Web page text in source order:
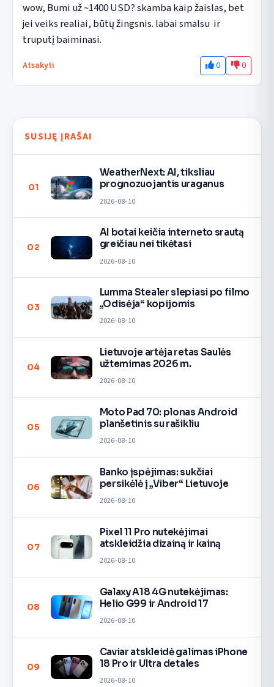
wow, Bumi už ~1400 USD? skamba kaip žaislas, bet
jei veiks realiai, būtų žingsnis. labai smalsu  ir
truputį baiminasi.
Atsakyti 0 0
SUSIJĘ ĮRAŠAI
01
WeatherNext: AI, tiksliau
prognozuojantis uraganus
2026-08-10
02
AI botai keičia interneto srautą
greičiau nei tikėtasi
2026-08-10
03
Lumma Stealer slepiasi po filmo
„Odisėja“ kopijomis
2026-08-10
04
Lietuvoje artėja retas Saulės
užtemimas 2026 m.
2026-08-10
05
Moto Pad 70: plonas Android
planšetinis su rašikliu
2026-08-10
06
Banko įspėjimas: sukčiai
persikėlė į „Viber“ Lietuvoje
2026-08-10
07
Pixel 11 Pro nutekėjimai
atskleidžia dizainą ir kainą
2026-08-10
08
Galaxy A18 4G nutekėjimas:
Helio G99 ir Android 17
2026-08-10
09
Caviar atskleidė galimas iPhone
18 Pro ir Ultra detales
2026-08-10